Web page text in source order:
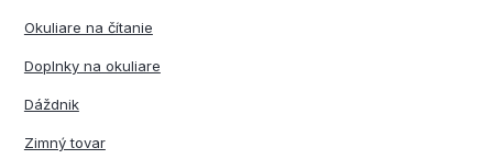
Okuliare na čítanie
Doplnky na okuliare
Dáždnik
Zimný tovar